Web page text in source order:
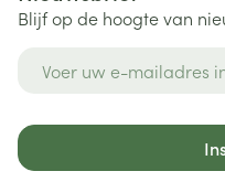
Blijf op de hoogte van